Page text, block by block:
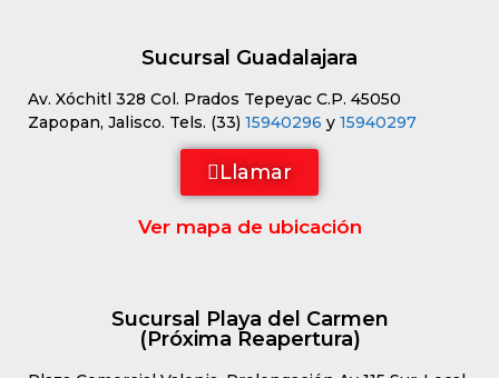
Sucursal Guadalajara
Av. Xóchitl 328 Col. Prados Tepeyac C.P. 45050
Zapopan, Jalisco. Tels. (33) 15940296 y 15940297
Llamar
Ver mapa de ubicación
Sucursal Playa del Carmen
(Próxima Reapertura)